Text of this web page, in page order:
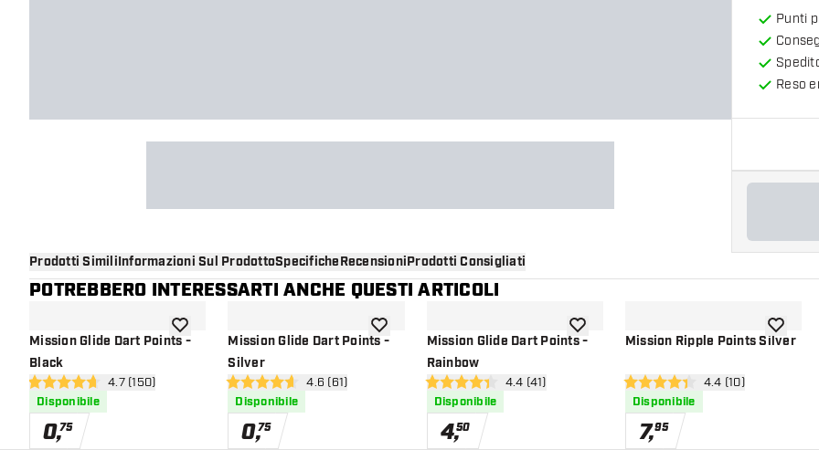
Punti
Reso
Prodotti SimiliInformazioni Sul ProdottoSpecificheRecensioniProdotti Consigliati
POTREBBERO INTERESSARTI ANCHE QUESTI ARTICOLI
Mission Glide Dart Points -
Black
apri pannello recensioni
4.7 stelle di valutazione
4.7 (150)
Disponibile
0,75
aggiungi alla lista dei desideri
Mission Glide Dart Points -
Silver
apri pannello recensioni
4.6 stelle di valutazione
4.6 (61)
Disponibile
0,75
aggiungi alla lista dei desideri
Mission Glide Dart Points -
Rainbow
apri pannello recensioni
4.4 stelle di valutazione
4.4 (41)
Disponibile
4,50
aggiungi alla lista dei desideri
Mission Ripple Points Silver
apri pannello
4.4 stelle di valutazione
4.4 (10)
Disponibile
7,95
aggiungi